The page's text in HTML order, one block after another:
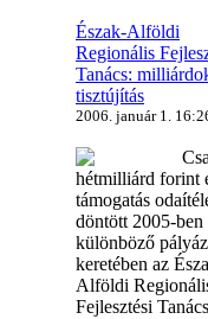
Észak-Alföldi
Regionális
Tanács:
tisztújítás
2006. január 1.
hétmilliárd forint
támogatás
döntött 2005-ben
különböző
keretében az
Alföldi
Fejlesztési